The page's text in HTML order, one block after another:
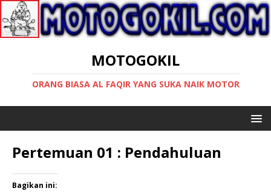
MOTOGOKIL
ORANG BIASA AL FAQIR YANG SUKA NAIK MOTOR
Pertemuan 01 : Pendahuluan
Bagikan ini: